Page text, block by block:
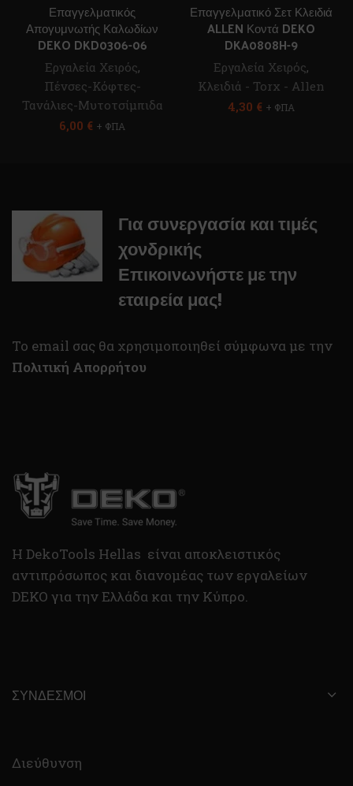
Επαγγελματικός
Απογυμνωτής Καλωδίων
DEKO DKD0306-06
Εργαλεία Χειρός,
Πένσες-Κόφτες-
Τανάλιες-Μυτοτσίμπιδα
6,00 € + ΦΠΑ
Επαγγελματικό Σετ Κλειδιά
ALLEN Κοντά DEKO
DKA0808H-9
Εργαλεία Χειρός,
Κλειδιά - Torx - Allen
4,30 € + ΦΠΑ
Για συνεργασία και τιμές
χονδρικής
Επικοινωνήστε με την
εταιρεία μας!
To email σας θα χρησιμοποιηθεί σύμφωνα με την
Πολιτική Απορρήτου
H DekoTools Hellas είναι αποκλειστικός
αντιπρόσωπος και διανομέας των εργαλείων
DEKO για την Ελλάδα και την Κύπρο.
ΣΎΝΔΕΣΜΟΙ
Διεύθυνση